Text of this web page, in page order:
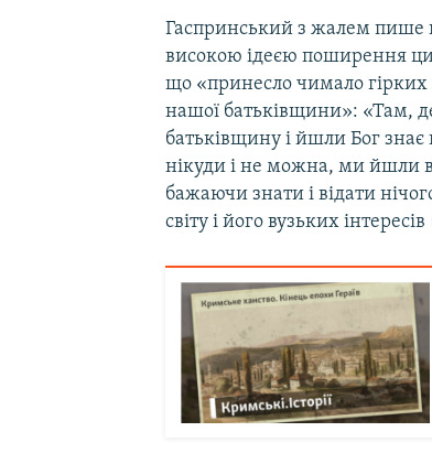
Гаспринський з жалем пише
високою ідеєю поширення
що «принесло чимало гірких
нашої батьківщини»: «Там,
батьківщину і йшли Бог знає
нікуди і не можна, ми йшли в
бажаючи знати і відати
світу і його вузьких